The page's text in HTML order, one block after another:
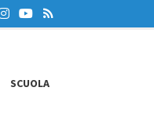
SCUOLA